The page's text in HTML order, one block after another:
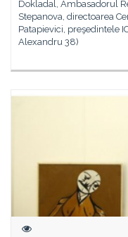
Dokladal, Ambasadorul
Stepanova, directoarea
Patapievici, preşedintele
Alexandru 38)